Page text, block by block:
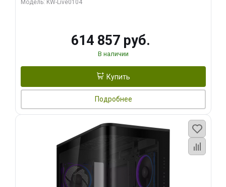
Модель: KW-Live0104
614 857 руб.
В наличии
Купить
Подробнее